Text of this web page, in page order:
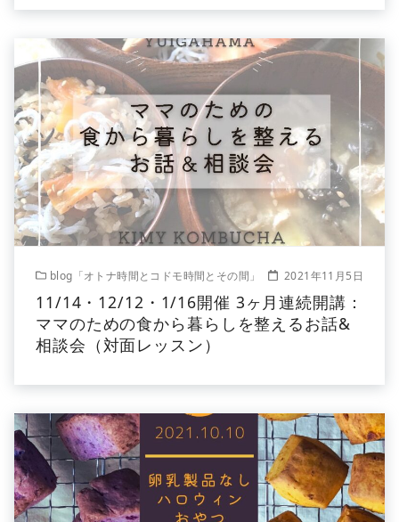
blog「オトナ時間とコドモ時間とその間」 2021年11月5日
11/14・12/12・1/16開催 3ヶ月連続開講：
ママのための食から暮らしを整えるお話&
相談会（対面レッスン）